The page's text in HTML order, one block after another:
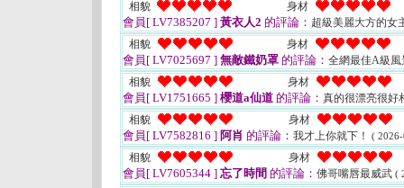
相貌
身材
會員[ LV7385207 ] 黃衣人2 的評論： 超級美麗大方的女
相貌
身材
會員[ LV7025697 ] 無敵鐵奶罩 的評論： 全網最佳A級
相貌
身材
會員[ LV1751665 ] 櫻道a仙道 的評論： 真的很漂亮很好
相貌
身材
會員[ LV7582816 ] 阿肖 的評論： 我才上你就下！ (
相貌 身材
會員[ LV7605344 ] 忘了時間 的評論： 佛哥嘴唇最威武 (